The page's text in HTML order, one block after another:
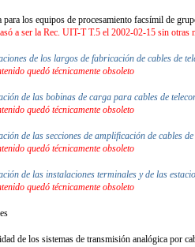
para los equipos de procesamiento facsímil de
a ser la Rec. UIT-T T.5 el 2002-02-15 sin otras
de los largos de fabricación de cables de
quedó técnicamente obsoleto
de las bobinas de carga para cables de
quedó técnicamente obsoleto
de las secciones de amplificación de cables
quedó técnicamente obsoleto
de las instalaciones terminales y de las
quedó técnicamente obsoleto
de los sistemas de transmisión analógica por